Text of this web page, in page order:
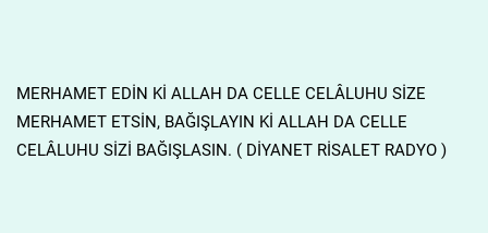
MERHAMET EDİN Kİ ALLAH DA CELLE CELÂLUHU SİZE
MERHAMET ETSİN, BAĞIŞLAYIN Kİ ALLAH DA CELLE
CELÂLUHU SİZİ BAĞIŞLASIN. ( DİYANET RİSALET RADYO )